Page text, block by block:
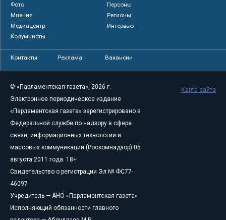
Фото
Персоны
Мнения
Регионы
Медиацентр
Интервью
Колумнисты
Контакты Реклама Вакансии
© «Парламентская газета», 2026 г.
Электронное периодическое издание
«Парламентская газета» зарегистрировано в
Федеральной службе по надзору в сфере
связи, информационных технологий и
массовых коммуникаций (Роскомнадзор) 05
августа 2011 года. 18+
Свидетельство о регистрации Эл № ФС77-
46097
Учредитель — АНО «Парламентская газета»
Исполняющий обязанности главного
Карта сайта